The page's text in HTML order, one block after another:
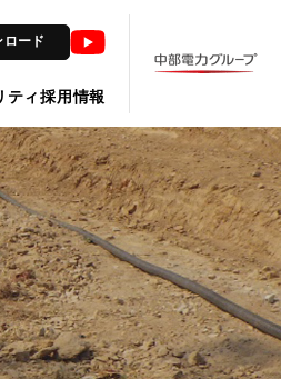
ロード
ティ採用情報